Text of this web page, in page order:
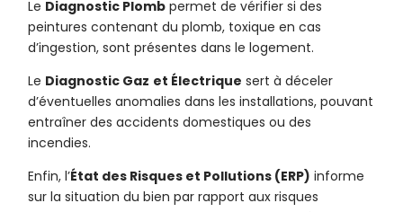
Le Diagnostic Plomb permet de vérifier si des
peintures contenant du plomb, toxique en cas
d’ingestion, sont présentes dans le logement.
Le Diagnostic Gaz et Électrique sert à déceler
d’éventuelles anomalies dans les installations, pouvant
entraîner des accidents domestiques ou des
incendies.
Enfin, l’État des Risques et Pollutions (ERP) informe
sur la situation du bien par rapport aux risques